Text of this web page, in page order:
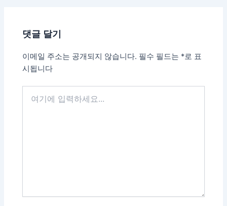
댓글 달기
이메일 주소는 공개되지 않습니다. 필수 필드는 *로 표
시됩니다